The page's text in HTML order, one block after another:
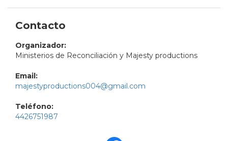
Contacto
Organizador:
Ministerios de Reconciliación y Majesty productions
Email:
majestyproductions004@gmail.com
Teléfono:
4426751987